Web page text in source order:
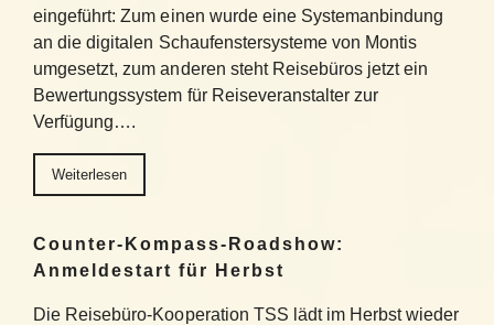
eingeführt: Zum einen wurde eine Systemanbindung
an die digitalen Schaufenstersysteme von Montis
umgesetzt, zum anderen steht Reisebüros jetzt ein
Bewertungssystem für Reiseveranstalter zur
Verfügung….
Weiterlesen
Counter-Kompass-Roadshow:
Anmeldestart für Herbst
Die Reisebüro-Kooperation TSS lädt im Herbst wieder